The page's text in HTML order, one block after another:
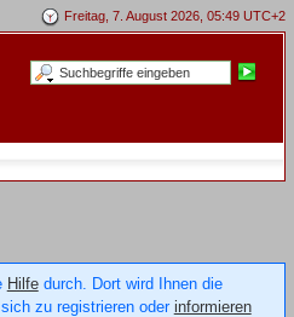
Freitag, 7. August 2026, 05:49 UTC+2
Hilfedurch. Dort wird Ihnen die
zu registrieren oder informieren